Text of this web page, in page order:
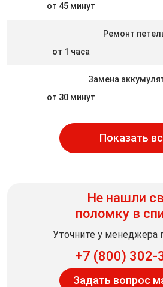
от 45 минут
Ремонт
от 1 часа
Замена
от 30 минут
Показать
Не нашли
поломку в
Уточните у менеджера
+7 (800) 302-
Задать вопрос